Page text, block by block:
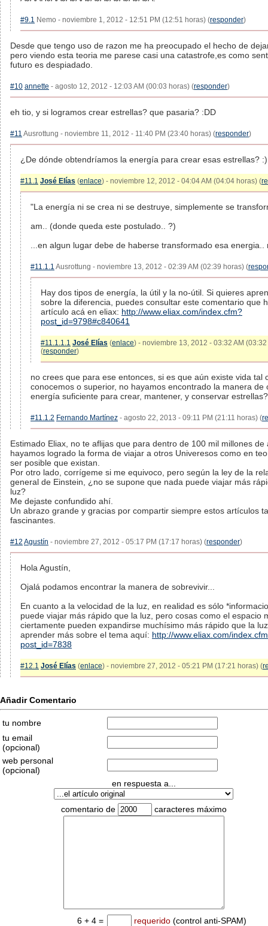
#9.1 Nemo - noviembre 1, 2012 - 12:51 PM (12:51 horas) (responder)
Desde que tengo uso de razon me ha preocupado el hecho de
pero viendo esta teoria me parese casi una catastrofe,es como
futuro es despiadado.
#10 annette - agosto 12, 2012 - 12:03 AM (00:03 horas) (responder)
eh tio, y si logramos crear estrellas? que pasaria? :DD
#11 Ausrottung - noviembre 11, 2012 - 11:40 PM (23:40 horas) (responder)
¿De dónde obtendríamos la energía para crear esas estrellas? :)
#11.1 José Elías (enlace) - noviembre 12, 2012 - 04:04 AM (04:04 horas) (
"La energía ni se crea ni se destruye, simplemente se
am.. (donde queda este postulado.. ?)
...en algun lugar debe de haberse transformado esa energia..
#11.1.1 Ausrottung - noviembre 13, 2012 - 02:39 AM (02:39 horas) (
Hay dos tipos de energía, la útil y la no-útil. Si quieres
sobre la diferencia, puedes consultar este comentario que
artículo acá en eliax: http://www.eliax.com/index.cfm?
post_id=9798#c840641
#11.1.1.1 José Elías (enlace) - noviembre 13, 2012 - 03:32 AM
(responder)
no crees que para ese entonces, si es que aún existe vida tal
conocemos o superior, no hayamos encontrado la manera de
energía suficiente para crear, mantener, y conservar estrellas?
#11.1.2 Fernando Martínez - agosto 22, 2013 - 09:11 PM (21:11 horas) (
Estimado Eliax, no te aflijas que para dentro de 100 mil millones de
hayamos logrado la forma de viajar a otros Univeresos como en
ser posible que existan.
Por otro lado, corrígeme si me equivoco, pero según la ley de la
general de Einstein, ¿no se supone que nada puede viajar más
luz?
Me dejaste confundido ahí.
Un abrazo grande y gracias por compartir siempre estos artículos
fascinantes.
#12 Agustín - noviembre 27, 2012 - 05:17 PM (17:17 horas) (responder)
Hola Agustín,
Ojalá podamos encontrar la manera de sobrevivir...
En cuanto a la velocidad de la luz, en realidad es sólo
puede viajar más rápido que la luz, pero cosas como el espacio
ciertamente pueden expandirse muchísimo más rápido que la
aprender más sobre el tema aquí: http://www.eliax.com/
post_id=7838
#12.1 José Elías (enlace) - noviembre 27, 2012 - 05:21 PM (17:21 horas) (
Añadir Comentario
tu nombre
tu email
(opcional)
web personal
(opcional)
en respuesta a...
comentario de caracteres máximo
6 + 4 = requerido (control anti-SPAM)